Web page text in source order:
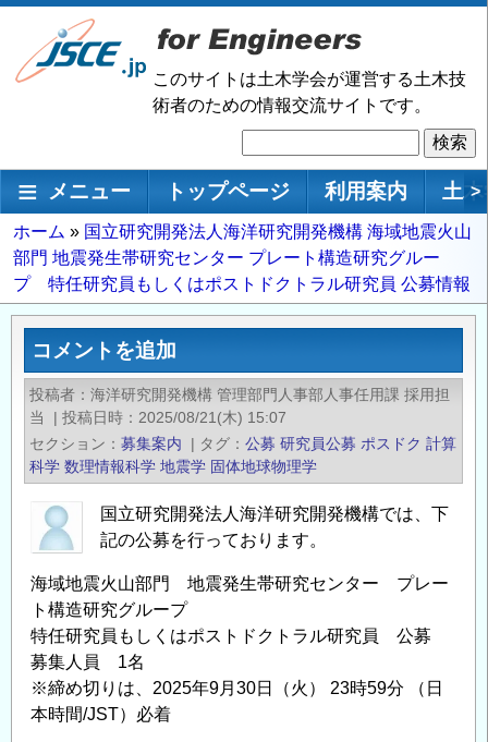
メ
ン
移
動
このサイトは土木学会が運営する土木技
術者のための情報交流サイトです。
索
メインナビゲーション
メニュー トップページ 利用案内 土 >
パ
ン
く
ず
ホーム
国立研究開発法人海洋研究開発機構 海域地震火山
部門 地震発生帯研究センター プレート構造研究グルー
プ 特任研究員もしくはポストドクトラル研究員 公募情報
コメントを追加
投稿者
海洋研究開発機構 管理部門人事部人事任用課 採用担
当
| 投稿日時
2025/08/21(木) 15:07
セクション
募集案内 | タグ 公募 研究員公募 ポスドク 計算
科学 数理情報科学 地震学 固体地球物理学
国立研究開発法人海洋研究開発機構では、下
記の公募を行っております。
海域地震火山部門 地震発生帯研究センター プレー
ト構造研究グループ
特任研究員もしくはポストドクトラル研究員 公募
募集人員 1名
※締め切りは、2025年9月30日（火） 23時59分 （日
本時間/JST）必着